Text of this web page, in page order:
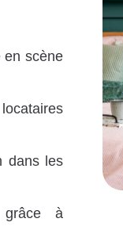
en scène
dans les
grâce à